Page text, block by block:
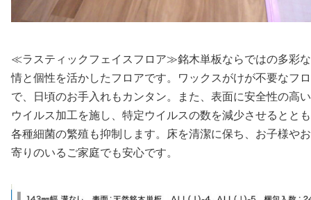
≪ラスティックフェイスフロア≫銘木単板ならではの多彩
情と個性を活かしたフロアです。ワックスがけが不要なフ
で、日頃のお手入れもカンタン。また、表面に安全性の高
ウイルス加工を施し、特定ウイルスの数を減少させるとと
各種細菌の繁殖も抑制します。床を清潔に保ち、お子様や
寄りのいるご家庭でも安心です。